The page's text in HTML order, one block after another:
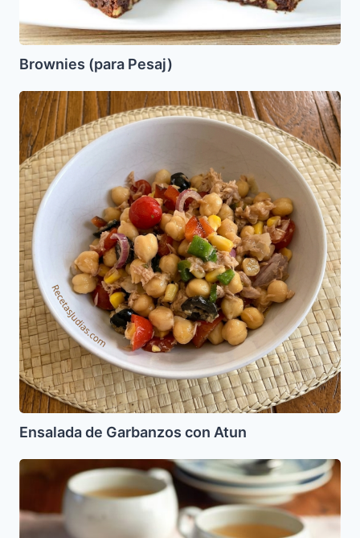
Brownies (para Pesaj)
Ensalada
de
Garbanzos
con
Atun
Ensalada de Garbanzos con Atun
Pie
Maracuya